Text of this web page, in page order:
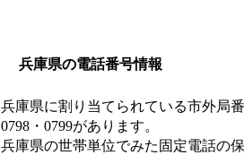
兵庫県の電話番号情報
兵庫県に割り当てられている市外局番
0798・0799があります。
兵庫県の世帯単位でみた固定電話の